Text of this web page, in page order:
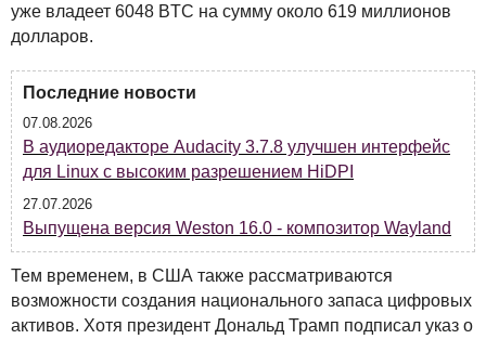
уже владеет 6048 BTC на сумму около 619 миллионов
долларов.
Последние новости
07.08.2026
В аудиоредакторе Audacity 3.7.8 улучшен интерфейс
для Linux с высоким разрешением HiDPI
27.07.2026
Выпущена версия Weston 16.0 - композитор Wayland
Тем временем, в США также рассматриваются
возможности создания национального запаса цифровых
активов. Хотя президент Дональд Трамп подписал указ о